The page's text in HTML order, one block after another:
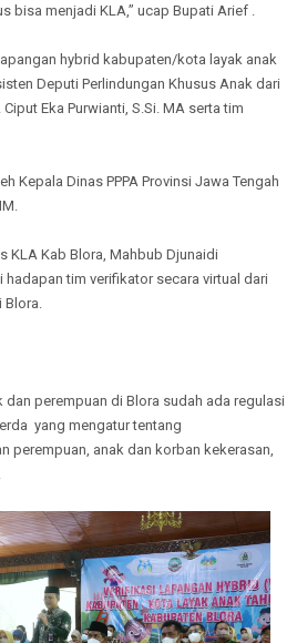
menjadi KLA,’’ ucap Bupati Arief .
hybrid kabupaten/kota layak anak
Deputi Perlindungan Khusus Anak dari
Eka Purwianti, S.Si. MA serta tim
Kepala Dinas PPPA Provinsi Jawa Tengah
KLA Kab Blora, Mahbub Djunaidi
tim verifikator secara virtual dari
Blora.
dan perempuan di Blora sudah ada regulasi
yang mengatur tentang
perempuan, anak dan korban kekerasan,